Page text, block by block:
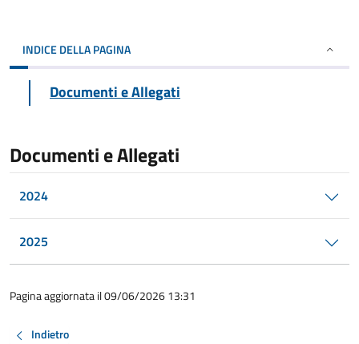
INDICE DELLA PAGINA
Documenti e Allegati
Documenti e Allegati
2024
2025
Pagina aggiornata il 09/06/2026 13:31
Indietro